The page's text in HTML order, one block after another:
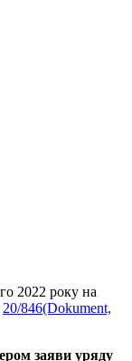
2022 року на
20/846(Dokument,
заяви уряду